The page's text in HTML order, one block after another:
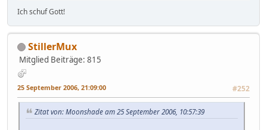
Ich schuf Gott!
StillerMux
Mitglied Beiträge: 815
25 September 2006, 21:09:00 #252
Zitat von: Moonshade am 25 September 2006, 10:57:39